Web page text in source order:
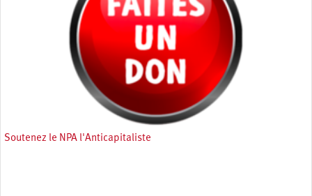
Soutenez le NPA l'Anticapitaliste